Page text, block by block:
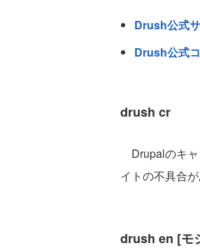
Drush公式
Drush公式
drush cr
Drupalのキャ
イトの不具合
drush en [モ